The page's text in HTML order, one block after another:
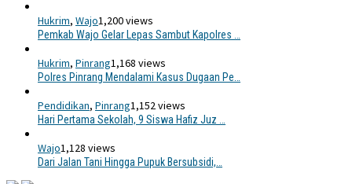
Hukrim, Wajo1,200 views
Pemkab Wajo Gelar Lepas Sambut Kapolres …
Hukrim, Pinrang1,168 views
Polres Pinrang Mendalami Kasus Dugaan Pe…
Pendidikan, Pinrang1,152 views
Hari Pertama Sekolah, 9 Siswa Hafiz Juz …
Wajo1,128 views
Dari Jalan Tani Hingga Pupuk Bersubsidi,…